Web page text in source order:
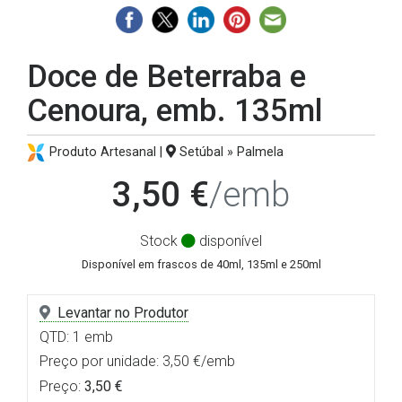
Doce de Beterraba e
Cenoura, emb. 135ml
Produto Artesanal | Setúbal » Palmela
3,50 €/emb
Stock disponível
Disponível em frascos de 40ml, 135ml e 250ml
Levantar no Produtor
QTD: 1 emb
Preço por unidade: 3,50 €/emb
Preço: 3,50 €